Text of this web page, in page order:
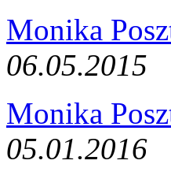
Monika
06.05.2015
Monika
05.01.2016